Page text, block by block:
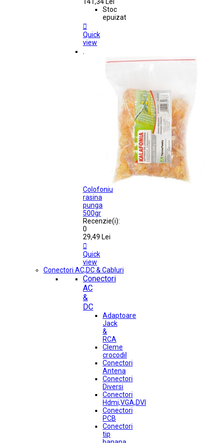
Stoc
epuizat

Quick
view
.
Colofoniu
rasina
punga
500gr
Recenzie(i):
0
29,49 Lei

Quick
view
Conectori AC,DC & Cabluri
Conectori
AC
&
DC
Adaptoare
Jack
&
RCA
Cleme
crocodil
Conectori
Antena
Conectori
Diversi
Conectori
Hdmi,VGA,DVI
Conectori
PCB
Conectori
tip